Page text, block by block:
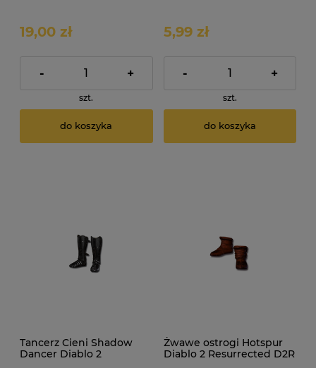
19,00 zł
- +
szt.
do koszyka
5,99 zł
- +
szt.
do koszyka
Tancerz Cieni Shadow
Dancer Diablo 2
Żwawe ostrogi Hotspur
Diablo 2 Resurrected D2R